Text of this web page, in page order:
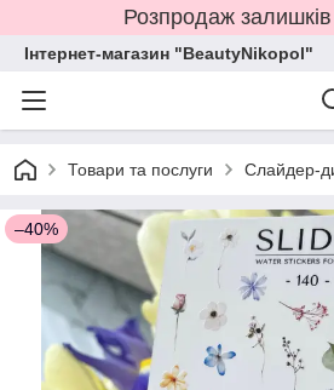
Розпродаж
Інтернет-магазин "BeautyNikopol"
Товари та послуги Слайдер-
–40%